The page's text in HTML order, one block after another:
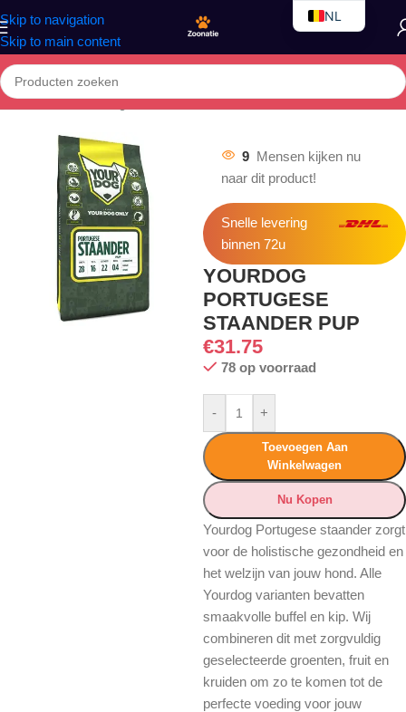
Skip to navigation
Skip to main content
Home/Honden/Droogvoer
9 Mensen kijken nu
naar dit product!
Snelle levering
binnen 72u
YOURDOG
PORTUGESE
STAANDER PUP
€31.75
78 op voorraad
- +
Toevoegen Aan
Winkelwagen
Nu Kopen
Yourdog Portugese staander zorgt
voor de holistische gezondheid en
het welzijn van jouw hond. Alle
Yourdog varianten bevatten
smaakvolle buffel en kip. Wij
combineren dit met zorgvuldig
geselecteerde groenten, fruit en
kruiden om zo te komen tot de
perfecte voeding voor jouw
NL